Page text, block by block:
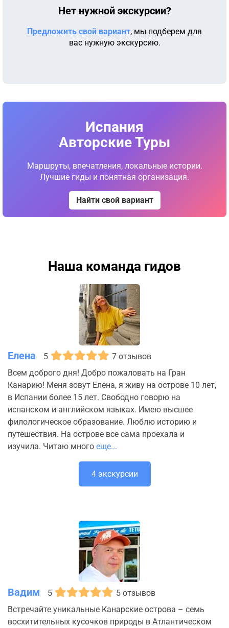
Нет нужной экскурсии?
Предложить свой вариант, мы подберем для
вас нужную экскурсию.
Испания
Авторские Туры
Маршруты, впечатления, локальные истории.
Лучшие гиды и понятная организация.
Найти свой вариант
Наша команда гидов
Елена 5
7 отзывов
Всем доброго дня! Добро пожаловать на Гран
Канарию! Меня зовут Елена, я живу на острове 10 лет,
в Испании более 15 лет. Свободно говорю на
испанском и английском языках. Имею высшее
филологическое образование. Люблю историю и
путешествия. На острове все сама проехала и
изучила. Читаю много еще...
4 экскурсии
Вадим 5
5 отзывов
Встречайте уникальные Канарские острова – семь
восхитительных кусочков природы в Атлантическом